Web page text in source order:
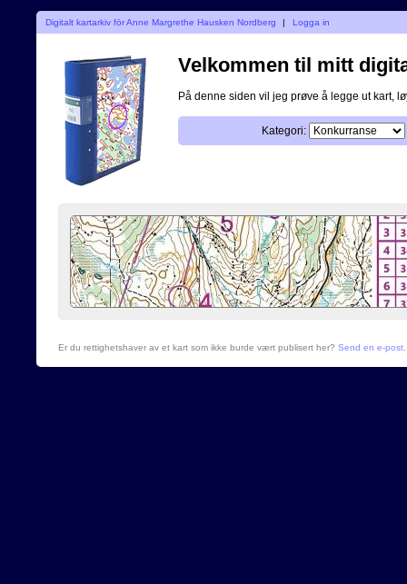
Digitalt kartarkiv för Anne Margrethe Hausken Nordberg | Logga in
Velkommen til mitt
På denne siden vil jeg prøve å legge ut kart,
Kategori:
Er du rettighetshaver av et kart som ikke burde vært publisert her? Send en e-post